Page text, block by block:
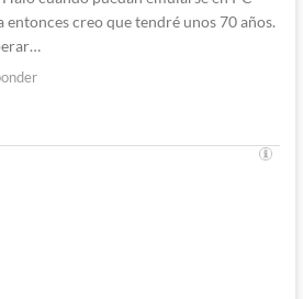
entonces creo que tendré unos 70 años.